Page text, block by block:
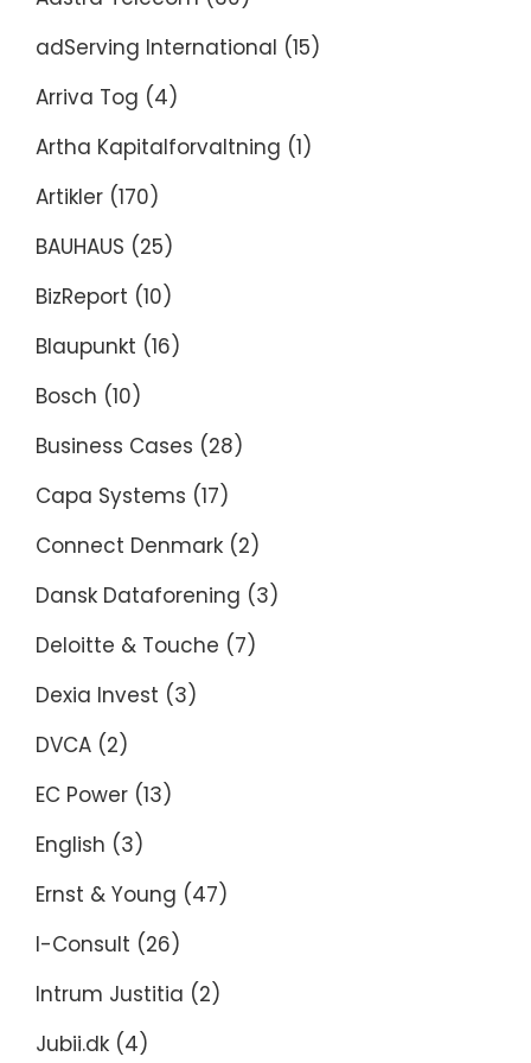
adServing International (15)
Arriva Tog (4)
Artha Kapitalforvaltning (1)
Artikler (170)
BAUHAUS (25)
BizReport (10)
Blaupunkt (16)
Bosch (10)
Business Cases (28)
Capa Systems (17)
Connect Denmark (2)
Dansk Dataforening (3)
Deloitte & Touche (7)
Dexia Invest (3)
DVCA (2)
EC Power (13)
English (3)
Ernst & Young (47)
I-Consult (26)
Intrum Justitia (2)
Jubii.dk (4)